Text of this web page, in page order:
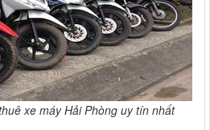
xe máy Hải Phòng uy tín nhất